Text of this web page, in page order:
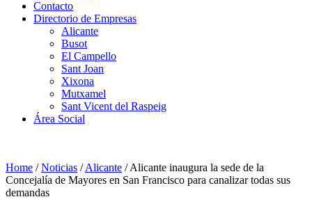
Contacto
Directorio de Empresas
Alicante
Busot
El Campello
Sant Joan
Xixona
Mutxamel
Sant Vicent del Raspeig
Área Social
Home /Noticias /Alicante /Alicante inaugura la sede de la
Concejalía de Mayores en San Francisco para canalizar todas sus
demandas